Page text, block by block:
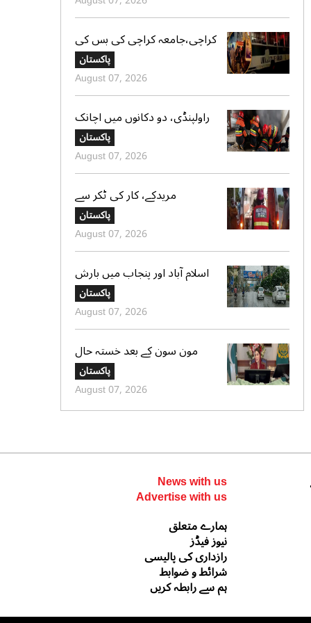
کراچی،جامعہ کراچی کی بس کی
ٹکر سے موٹر سائیکل سوار لڑکی
جاں بحق،ڈرائیور گرفتار
پاکستان
August 07, 2026
راولپنڈی، دو دکانوں میں اچانک
آگ بھڑک اٹھی، ریسکیو کی
بروقت کارروائی، بڑا نقصان ٹل
گیا
پاکستان
August 07, 2026
مریدکے، کار کی ٹکر سے
موٹرسائیکل سوار 2 دوست جاں
بحق، بچہ شدید زخمی
پاکستان
August 07, 2026
اسلام آباد اور پنجاب میں بارش
کی پیشگوئی، کراچی میں بوندا
باندی کا امکان
پاکستان
August 07, 2026
مون سون کے بعد خستہ حال
عمارتوں کا سروے کرایا جائے،
وزیراعلی پنجاب کی ہدایت
پاکستان
August 07, 2026
News with us
Advertise with us
ہمارے متعلق
نیوز فیڈز
رازداری کی پالیسی
شرائط و ضوابط
ہم سے رابطہ کریں